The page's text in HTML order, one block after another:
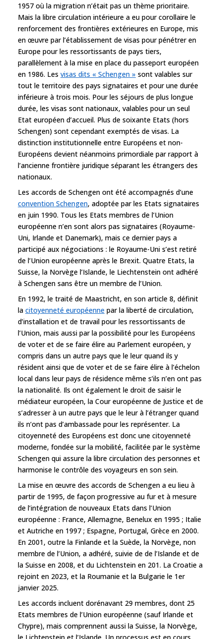
1957 où la migration n’était pas un thème prioritaire.
Mais la libre circulation intérieure a eu pour corollaire le
renforcement des frontières extérieures en Europe, mis
en œuvre par l’établissement de visas pour pénétrer en
Europe pour les ressortissants de pays tiers,
parallèlement à la mise en place du passeport européen
en 1986. Les visas dits « Schengen » sont valables sur
tout le territoire des pays signataires et pour une durée
inférieure à trois mois. Pour les séjours de plus longue
durée, les visas sont nationaux, valables pour un seul
Etat européen d’accueil. Plus de soixante Etats (hors
Schengen) sont cependant exemptés de visas. La
distinction institutionnelle entre Européens et non-
Européens devient néanmoins primordiale par rapport à
l’ancienne frontière juridique séparant les étrangers des
nationaux.
Les accords de Schengen ont été accompagnés d’une
convention Schengen, adoptée par les Etats signataires
en juin 1990. Tous les Etats membres de l’Union
européenne n’en sont alors pas signataires (Royaume-
Uni, Irlande et Danemark), mais ce dernier pays a
participé aux négociations : le Royaume-Uni s’est retiré
de l’Union européenne après le Brexit. Quatre Etats, la
Suisse, la Norvège l’Islande, le Liechtenstein ont adhéré
à Schengen sans être un membre de l’Union.
En 1992, le traité de Maastricht, en son article 8, définit
la citoyenneté européenne par la liberté de circulation,
d’installation et de travail pour les ressortissants de
l’Union, mais aussi par la possibilité pour les Européens
de voter et de se faire élire au Parlement européen, y
compris dans un autre pays que le leur quand ils y
résident ainsi que de voter et de se faire élire à l’échelon
local dans leur pays de résidence même s’ils n’en ont pas
la nationalité. Ils ont également le droit de saisir le
médiateur européen, la Cour européenne de Justice et de
s’adresser à un autre pays que le leur à l’étranger quand
ils n‘ont pas d’ambassade pour les représenter. La
citoyenneté des Européens est donc une citoyenneté
moderne, fondée sur la mobilité, facilitée par le système
Schengen qui assure la libre circulation des personnes et
harmonise le contrôle des voyageurs en son sein.
La mise en œuvre des accords de Schengen a eu lieu à
partir de 1995, de façon progressive au fur et à mesure
de l’intégration de nouveaux Etats dans l’Union
européenne : France, Allemagne, Benelux en 1995 ; Italie
et Autriche en 1997 ; Espagne, Portugal, Grèce en 2000.
En 2001, outre la Finlande et la Suède, la Norvège, non
membre de l’Union, a adhéré, suivie de de l’Islande et de
la Suisse en 2008, et du Lichtenstein en 201. La Croatie a
rejoint en 2023, et la Roumanie et la Bulgarie le 1er
janvier 2025.
Les accords incluent dorénavant 29 membres, dont 25
Etats membres de l’Union européenne (sauf Irlande et
Chypre), mais comprennent aussi la Suisse, la Norvège,
le Lichtenstein et l’Islande. Un processus est en cours